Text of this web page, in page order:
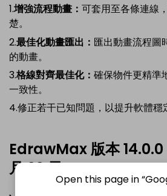
1.增強流程動畫： 可套用至各條連線
楚。
2.最佳化動畫匯出： 匯出動畫流程圖
的動畫。
3.格線對齊最佳化： 確保物件更精準
一致性。
4.修正若干已知問題，以提升軟體穩
EdrawMax 版本
月 22 日
Open this page in